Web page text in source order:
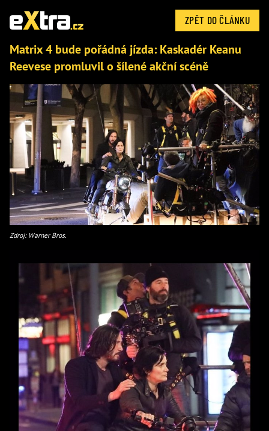
ZPĚT DO ČLÁNKU
Matrix 4 bude pořádná jízda: Kaskadér Keanu
Reevese promluvil o šílené akční scéně
Zdroj: Warner Bros.